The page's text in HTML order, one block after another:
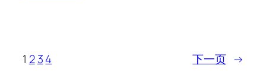
1 2 34 下一页 →